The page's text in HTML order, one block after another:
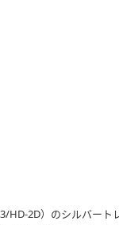
HD-2D）のシルバート